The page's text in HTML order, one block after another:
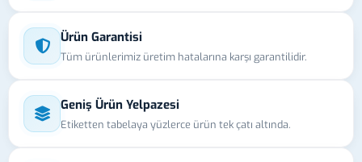
Ürün Garantisi
Tüm ürünlerimiz üretim hatalarına karşı garantilidir.
Geniş Ürün Yelpazesi
Etiketten tabelaya yüzlerce ürün tek çatı altında.